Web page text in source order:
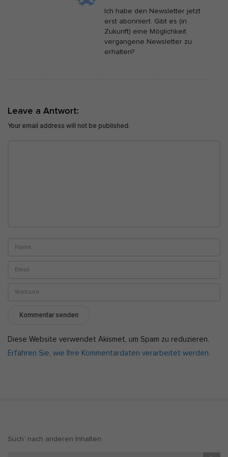
Ich habe den Newsletter jetzt
erst abonniert. Gibt es (in
Zukunft) eine Möglichkeit
vergangene Newsletter zu
erhalten?
Leave a Antwort:
Your email address will not be published.
Diese Website verwendet Akismet, um Spam zu reduzieren.
Erfahren Sie, wie Ihre Kommentardaten verarbeitet werden.
Such‘ nach anderen Inhalten: